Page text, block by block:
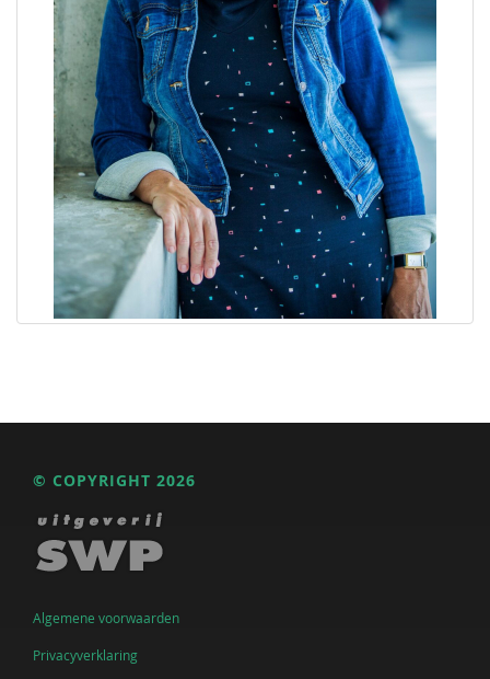
© COPYRIGHT 2026
Algemene voorwaarden
Privacyverklaring